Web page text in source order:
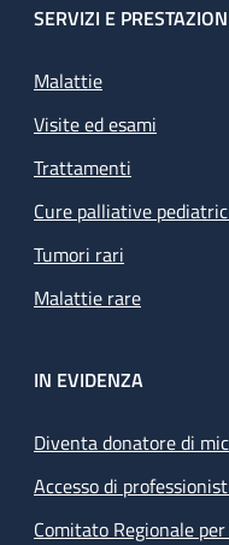
SERVIZI E
Malattie
Visite ed esami
Trattamenti
Cure palliative
Tumori rari
Malattie rare
IN EVIDENZA
Diventa donatore di
Accesso di
Comitato Regionale per